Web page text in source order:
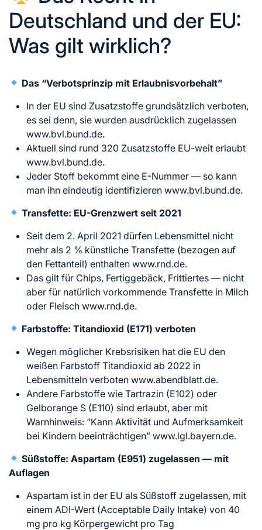
Deutschland und der EU:
Was gilt wirklich?
Das “Verbotsprinzip mit Erlaubnisvorbehalt”
In der EU sind Zusatzstoffe grundsätzlich verboten,
es sei denn, sie wurden ausdrücklich zugelassen
www.bvl.bund.de.
Aktuell sind rund 320 Zusatzstoffe EU-weit erlaubt
www.bvl.bund.de.
Jeder Stoff bekommt eine E-Nummer — so kann
man ihn eindeutig identifizieren www.bvl.bund.de.
Transfette: EU-Grenzwert seit 2021
Seit dem 2. April 2021 dürfen Lebensmittel nicht
mehr als 2 % künstliche Transfette (bezogen auf
den Fettanteil) enthalten www.rnd.de.
Das gilt für Chips, Fertiggebäck, Frittiertes — nicht
aber für natürlich vorkommende Transfette in Milch
oder Fleisch www.rnd.de.
Farbstoffe: Titandioxid (E171) verboten
Wegen möglicher Krebsrisiken hat die EU den
weißen Farbstoff Titandioxid ab 2022 in
Lebensmitteln verboten www.abendblatt.de.
Andere Farbstoffe wie Tartrazin (E102) oder
Gelborange S (E110) sind erlaubt, aber mit
Warnhinweis: “Kann Aktivität und Aufmerksamkeit
bei Kindern beeinträchtigen” www.lgl.bayern.de.
Süßstoffe: Aspartam (E951) zugelassen — mit
Auflagen
Aspartam ist in der EU als Süßstoff zugelassen, mit
einem ADI-Wert (Acceptable Daily Intake) von 40
mg pro kg Körpergewicht pro Tag